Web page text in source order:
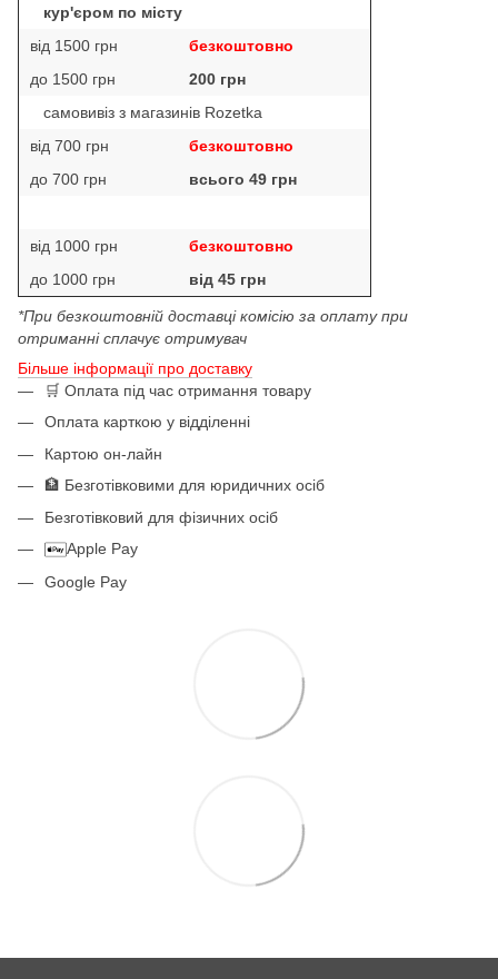
кур'єром по місту
від 1500 грн
безкоштовно
до 1500 грн
200 грн
самовивіз з магазинів Rozetka
від 700 грн
безкоштовно
до 700 грн
всього 49 грн
від 1000 грн
безкоштовно
до 1000 грн
від 45 грн
*При безкоштовній доставці комісію за оплату при
отриманні сплачує отримувач
Більше інформації про доставку
🛒 Оплата під час отримання товару
Оплата карткою у відділенні
Картою он-лайн
🏦 Безготівковими для юридичних осіб
Безготівковий для фізичних осіб
Apple Pay
Google Pay